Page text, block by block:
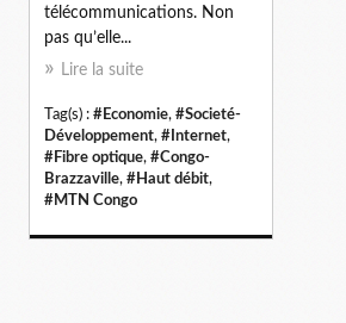
télécommunications. Non
pas qu’elle...
Lire la suite
Tag(s) : #Economie, #Societé-
Développement, #Internet,
#Fibre optique, #Congo-
Brazzaville, #Haut débit,
#MTN Congo